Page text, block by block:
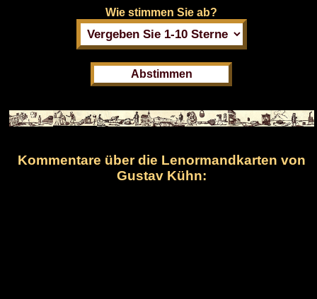
Wie stimmen Sie ab?
Kommentare über die Lenormandkarten von
Gustav Kühn: